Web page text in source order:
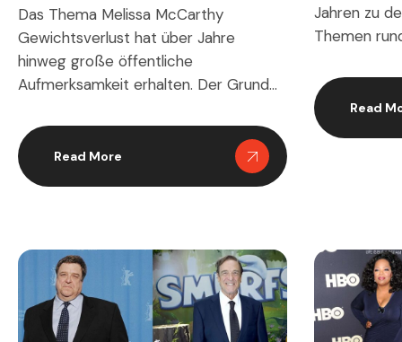
Das Thema Melissa McCarthy
Gewichtsverlust hat über Jahre
hinweg große öffentliche
Aufmerksamkeit erhalten. Der Grund
Prominentenstatus, sondern auch
darin, dass diese Veränderung zentrale
Fragen zu Körperbild, Stoffwechsel,
Geschichte über Zahlen auf der
Waage zu erzählen, steht der Melissa
McCarthy Gewichtsverlust für […]
Read More
Jahren zu
Themen
Medien und
analysieren
zu Live
[…]
Read